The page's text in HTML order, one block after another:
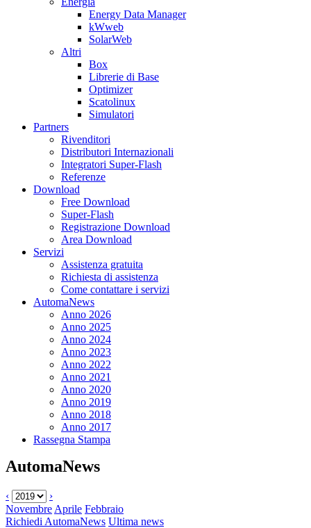
Energy Data Manager
kWweb
SolarWeb
Altri
Box
Librerie di Base
Optimizer
Scatolinux
Simulatori
Partners
Rivenditori
Distributori Internazionali
Integratori Super-Flash
Referenze
Download
Free Download
Super-Flash
Registrazione Download
Area Download
Servizi
Assistenza gratuita
Richiesta di assistenza
Come contattare i servizi
AutomaNews
Anno 2026
Anno 2025
Anno 2024
Anno 2023
Anno 2022
Anno 2021
Anno 2020
Anno 2019
Anno 2018
Anno 2017
Rassegna Stampa
AutomaNews
‹
›
Novembre Aprile Febbraio
Richiedi AutomaNews Ultima news